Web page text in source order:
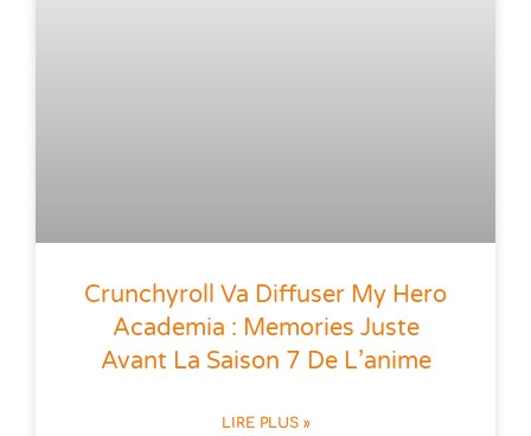
Crunchyroll Va Diffuser My Hero
Academia : Memories Juste
Avant La Saison 7 De L’anime
LIRE PLUS »